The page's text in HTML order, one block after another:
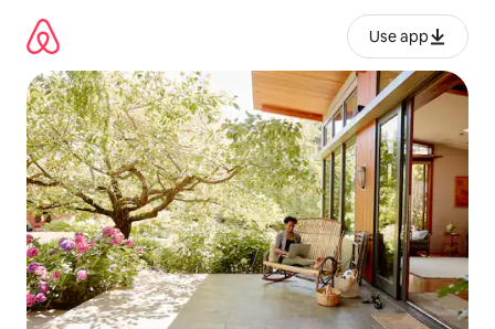
содржина
Use app